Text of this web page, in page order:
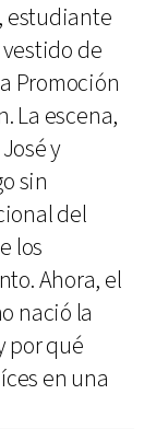
estudiante
de
Promoción
La escena,
y
sin
del
los
Ahora, el
nació la
por qué
en una